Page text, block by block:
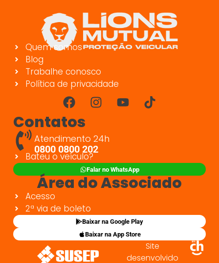
Quem somos
Blog
Trabalhe conosco
Política de privacidade
Contatos
Atendimento 24h
0800 0800 202
Bateu o veículo?
Falar no WhatsApp
Área do Associado
Acesso
2ª via de boleto
Baixar na Google Play
Baixar na App Store
Site
desenvolvido